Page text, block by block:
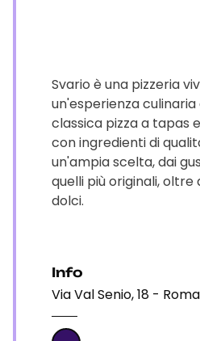
Svario è una pizzeria
un'esperienza
classica pizza a tapas
con ingredienti di
un'ampia scelta, dai
quelli più originali, oltre
dolci.
Info
Via Val Senio, 18 -